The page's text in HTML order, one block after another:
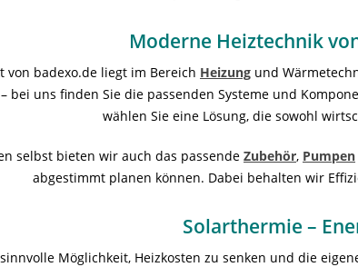
Moderne Heiztechnik
von badexo.de liegt im Bereich Heizung und
– bei uns finden Sie die passenden Systeme und
wählen Sie eine Lösung, die sowohl
selbst bieten wir auch das passende Zubehör, Pumpen
abgestimmt planen können. Dabei behalten wir
Solarthermie –
Möglichkeit, Heizkosten zu senken und die